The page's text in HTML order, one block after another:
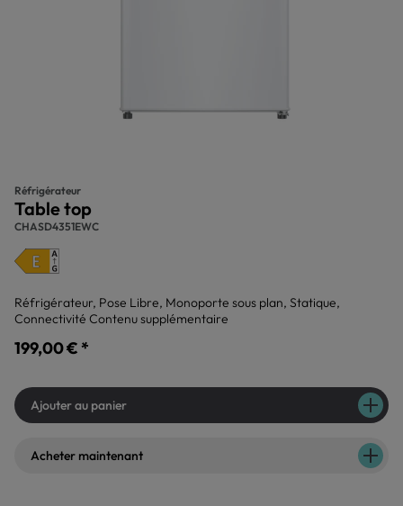
Réfrigérateur
Table top
CHASD4351EWC
Réfrigérateur, Pose Libre, Monoporte sous plan, Statique,
Connectivité Contenu supplémentaire
199,00 € *
Ajouter au panier
Acheter maintenant